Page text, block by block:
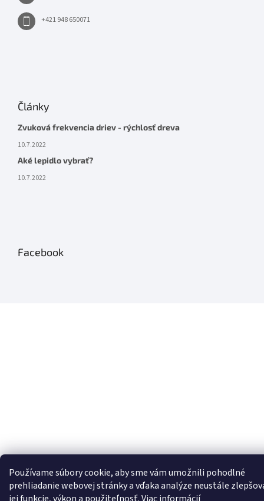
Používame súbory cookie, aby sme vám umožnili pohodlné
prehliadanie webovej stránky a vďaka analýze neustále
+421 948 650071
Články
Zvuková frekvencia driev - rýchlosť dreva
10.7.2022
Aké lepidlo vybrať?
10.7.2022
Facebook